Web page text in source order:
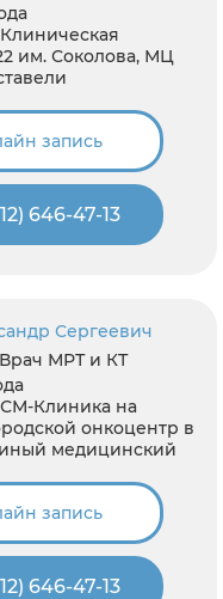
Клиническая
им. Соколова, МЦ
запись
646-47-13
Сергеевич
МРТ и КТ
СМ-Клиника на
онкоцентр в
медицинский
запись
646-47-13